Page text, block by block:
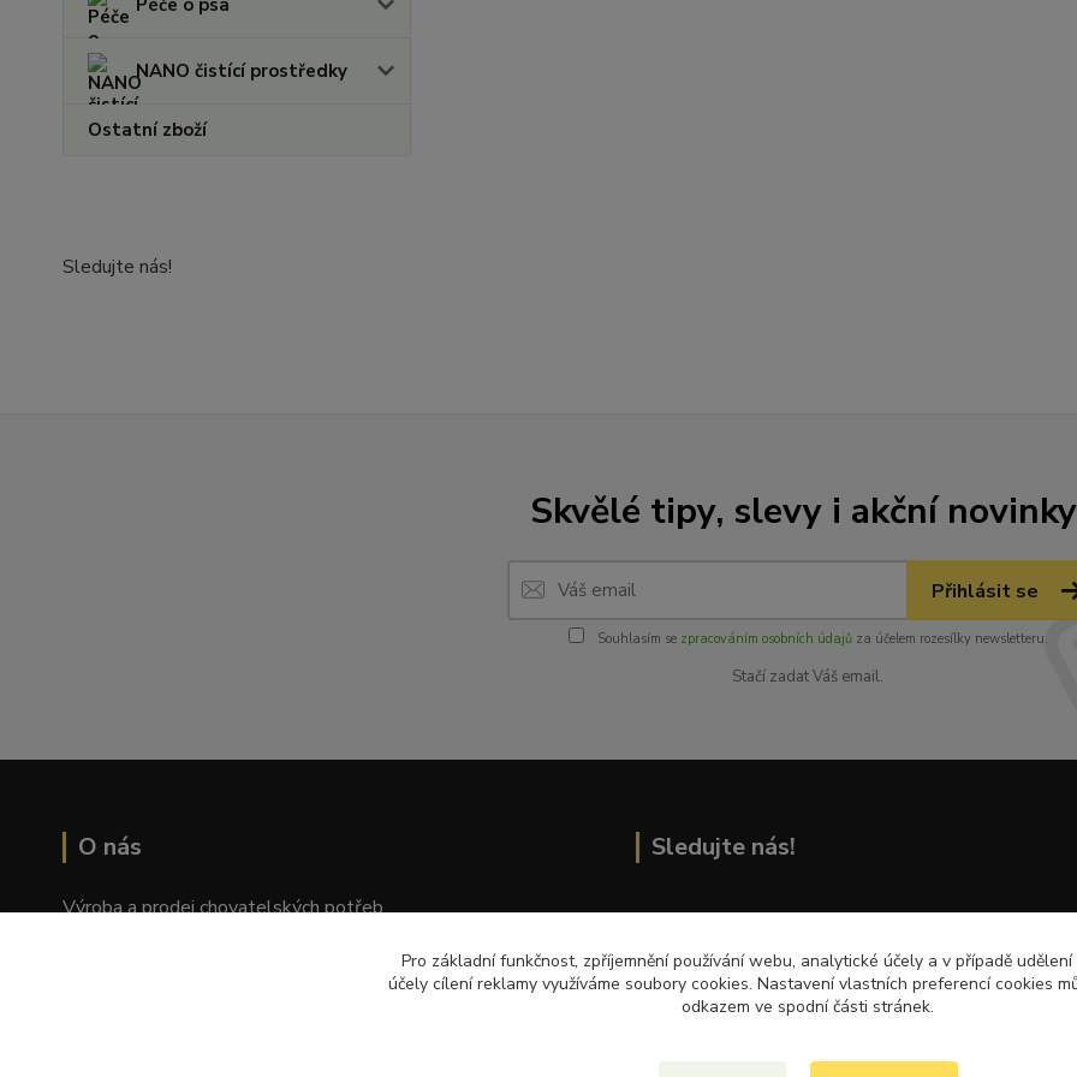
Péče o psa
NANO čistící prostředky
Ostatní zboží
Sledujte nás!
Skvělé tipy, slevy i akční
Přihlásit se
Souhlasím se zpracováním osobních údajůza účelem rozesílky newsletteru.
Stačí zadat Váš email.
O nás
Výroba a prodej chovatelských potřeb
Sledujte nás!
Přečtěte si nejnovější články na blogu!
Pro základní funkčnost, zpříjemnění používání webu, analytické účely a v případě
účely cílení reklamy využíváme soubory cookies. Nastavení vlastních preferencí cookies
odkazem ve spodní části stránek.